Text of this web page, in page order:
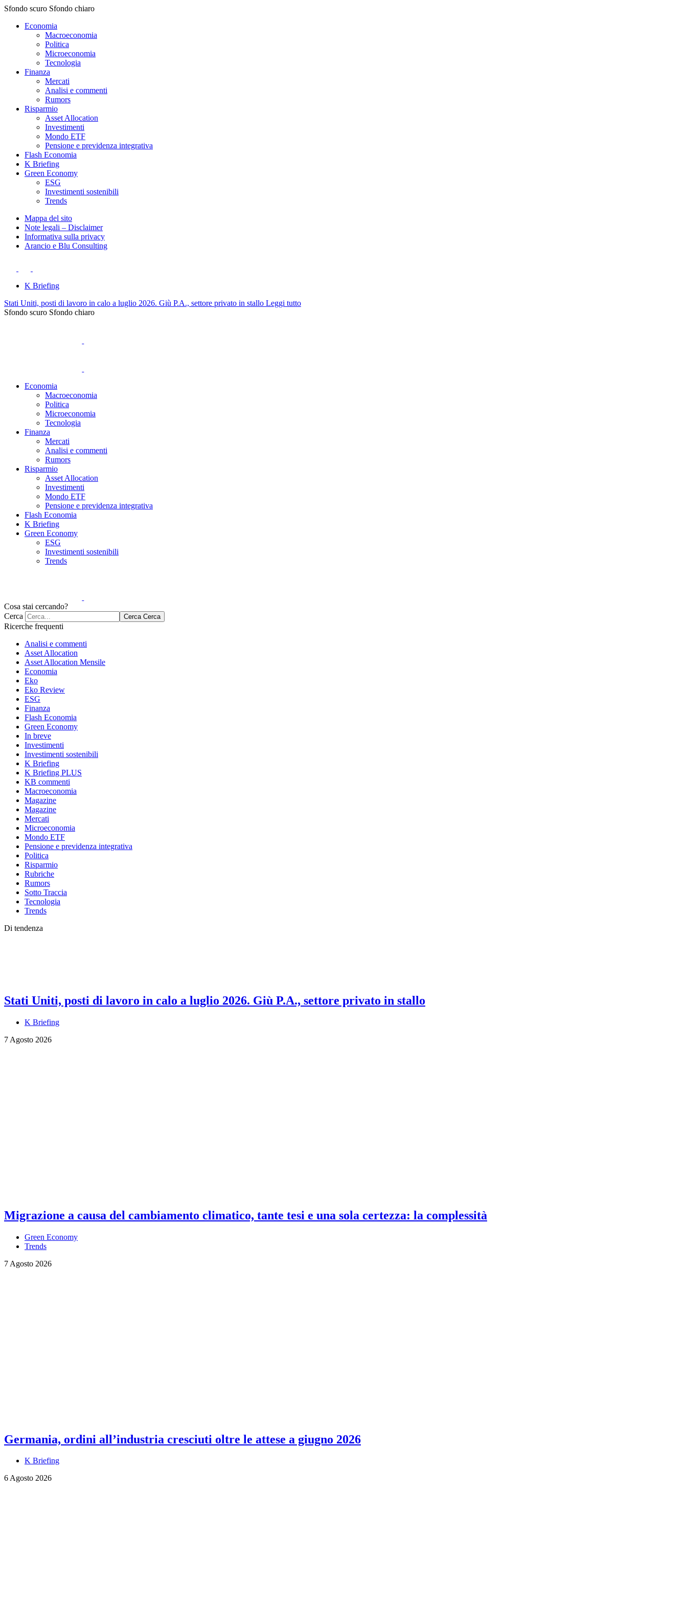
Sfondo scuro Sfondo chiaro
Economia
Macroeconomia
Politica
Microeconomia
Tecnologia
Finanza
Mercati
Analisi e commenti
Rumors
Risparmio
Asset Allocation
Investimenti
Mondo ETF
Pensione e previdenza integrativa
Flash Economia
K Briefing
Green Economy
ESG
Investimenti sostenibili
Trends
Mappa del sito
Note legali – Disclaimer
Informativa sulla privacy
Arancio e Blu Consulting
K Briefing
Stati Uniti, posti di lavoro in calo a luglio 2026. Giù P.A., settore privato in stallo Leggi tutto
Sfondo scuro Sfondo chiaro
Economia
Macroeconomia
Politica
Microeconomia
Tecnologia
Finanza
Mercati
Analisi e commenti
Rumors
Risparmio
Asset Allocation
Investimenti
Mondo ETF
Pensione e previdenza integrativa
Flash Economia
K Briefing
Green Economy
ESG
Investimenti sostenibili
Trends
Cosa stai cercando?
Cerca
Cerca Cerca
Ricerche frequenti
Analisi e commenti
Asset Allocation
Asset Allocation Mensile
Economia
Eko
Eko Review
ESG
Finanza
Flash Economia
Green Economy
In breve
Investimenti
Investimenti sostenibili
K Briefing
K Briefing PLUS
KB commenti
Macroeconomia
Magazine
Magazine
Mercati
Microeconomia
Mondo ETF
Pensione e previdenza integrativa
Politica
Risparmio
Rubriche
Rumors
Sotto Traccia
Tecnologia
Trends
Di tendenza
Stati Uniti, posti di lavoro in calo a luglio 2026. Giù P.A., settore privato in stallo
K Briefing
7 Agosto 2026
Migrazione a causa del cambiamento climatico, tante tesi e una sola certezza: la complessità
Green Economy
Trends
7 Agosto 2026
Germania, ordini all’industria cresciuti oltre le attese a giugno 2026
K Briefing
6 Agosto 2026